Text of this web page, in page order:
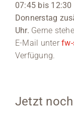
07:45 bis 12:30
Donnerstag
Uhr. Gerne
E-Mail unterfw-
Verfügung.
Jetzt